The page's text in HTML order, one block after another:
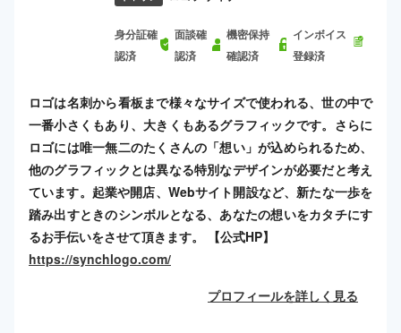
身分証確
認済
面談確
認済
機密保持
確認済
インボイス
登録済
ロゴは名刺から看板まで様々なサイズで使われる、世の中で
一番小さくもあり、大きくもあるグラフィックです。さらに
ロゴには唯一無二のたくさんの「想い」が込められるため、
他のグラフィックとは異なる特別なデザインが必要だと考え
ています。起業や開店、Webサイト開設など、新たな一歩を
踏み出すときのシンボルとなる、あなたの想いをカタチにす
るお手伝いをさせて頂きます。 【公式HP】
https://synchlogo.com/
プロフィールを詳しく見る